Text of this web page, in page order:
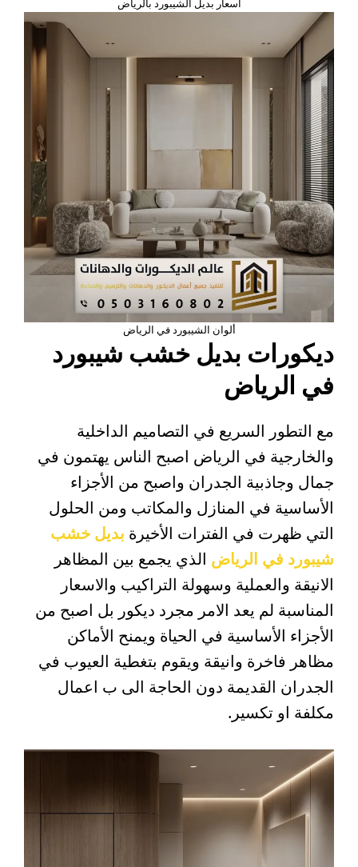
اسعار بديل الشيبورد بالرياض
ألوان الشيبورد في الرياض
ديكورات بديل خشب شيبورد
في الرياض
مع التطور السريع في التصاميم الداخلية
والخارجية في الرياض اصبح الناس يهتمون في
جمال وجاذبية الجدران واصبح من الأجزاء
الأساسية في المنازل والمكاتب ومن الحلول
التي ظهرت في الفترات الأخيرة بديل خشب
شيبورد في الرياض الذي يجمع بين المظاهر
الانيقة والعملية وسهولة التراكيب والاسعار
المناسبة لم يعد الامر مجرد ديكور بل اصبح من
الأجزاء الأساسية في الحياة ويمنح الأماكن
مظاهر فاخرة وانيقة ويقوم بتغطية العيوب في
الجدران القديمة دون الحاجة الى ب اعمال
مكلفة او تكسير.